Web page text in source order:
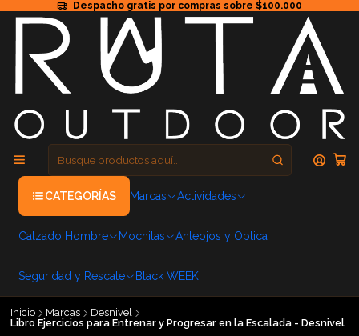
Despacho gratis por compras sobre $100.000
CATEGORÍAS Marcas Actividades
Calzado Hombre Mochilas Anteojos y Optica
Seguridad y Rescate Black WEEK
Inicio Marcas
Desnivel
Libro Ejercicios para Entrenar y Progresar en la Escalada - Desnivel